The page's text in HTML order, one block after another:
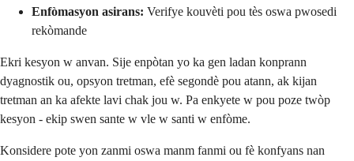
Enfòmasyon asirans: Verifye kouvèti pou tès oswa pwosedi
rekòmande
Ekri kesyon w anvan. Sije enpòtan yo ka gen ladan konprann
dyagnostik ou, opsyon tretman, efè segondè pou atann, ak kijan
tretman an ka afekte lavi chak jou w. Pa enkyete w pou poze twòp
kesyon - ekip swen sante w vle w santi w enfòme.
Konsidere pote yon zanmi oswa manm fanmi ou fè konfyans nan